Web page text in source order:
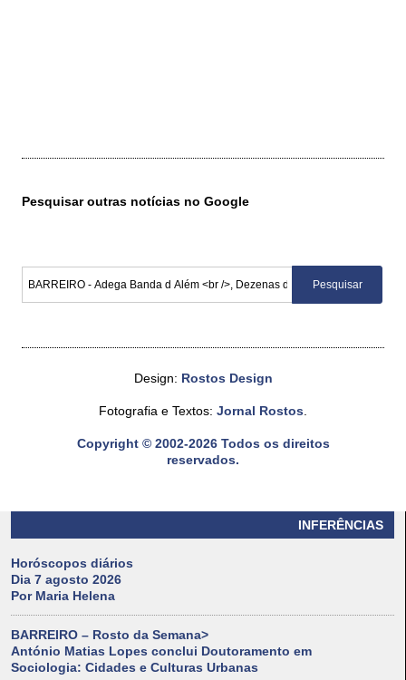
INFERÊNCIAS
Horóscopos diários
Dia 7 agosto 2026
Por Maria Helena
BARREIRO – Rosto da Semana>
António Matias Lopes conclui Doutoramento em
Sociologia: Cidades e Culturas Urbanas
Pesquisar outras notícias no Google
Design: Rostos Design
Fotografia e Textos: Jornal Rostos.
Copyright © 2002-2026 Todos os direitos
reservados.